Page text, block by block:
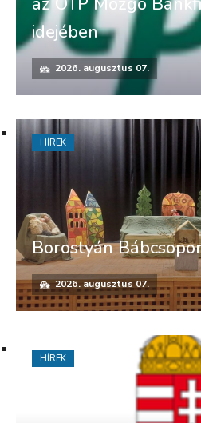
idejében
2026. augusztus 07.
Borostyán
2026. augusztus 07.
HÍREK
HÍREK